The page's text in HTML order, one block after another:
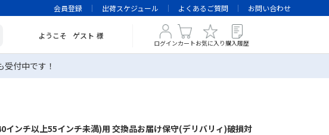
会員登録 出荷スケジュール よくあるご質問 お問い合わせ
ようこそ ゲスト 様
ログインカートお気に入り 購入履歴
受付中です！
インチ以上55インチ未満)用 交換品お届け保守(デリバリィ)破損対